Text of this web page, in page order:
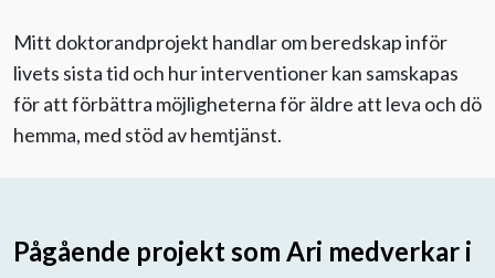
Mitt doktorandprojekt handlar om beredskap inför
livets sista tid och hur interventioner kan samskapas
för att förbättra möjligheterna för äldre att leva och dö
hemma, med stöd av hemtjänst.
Pågående projekt som Ari medverkar i